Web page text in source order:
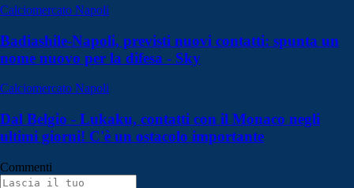
Calciomercato Napoli
Badiashile-Napoli, previsti nuovi contatti: spunta un
nome nuovo per la difesa - Sky
Calciomercato Napoli
Dal Belgio - Lukaku, contatti con il Monaco negli
ultimi giorni! C'è un ostacolo importante
Commenti